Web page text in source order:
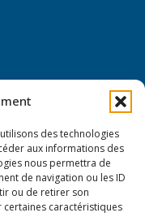
des technologies
aux informations des
nous permettra de
de navigation ou les ID
ou de retirer son
caractéristiques